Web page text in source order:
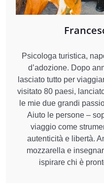
Psicologa turistica,
d’adozione. Dopo
lasciato tutto per
visitato 80 paesi,
le mie due grandi
Aiuto le persone –
viaggio come
autenticità e libertà.
mozzarella e
ispirare chi è